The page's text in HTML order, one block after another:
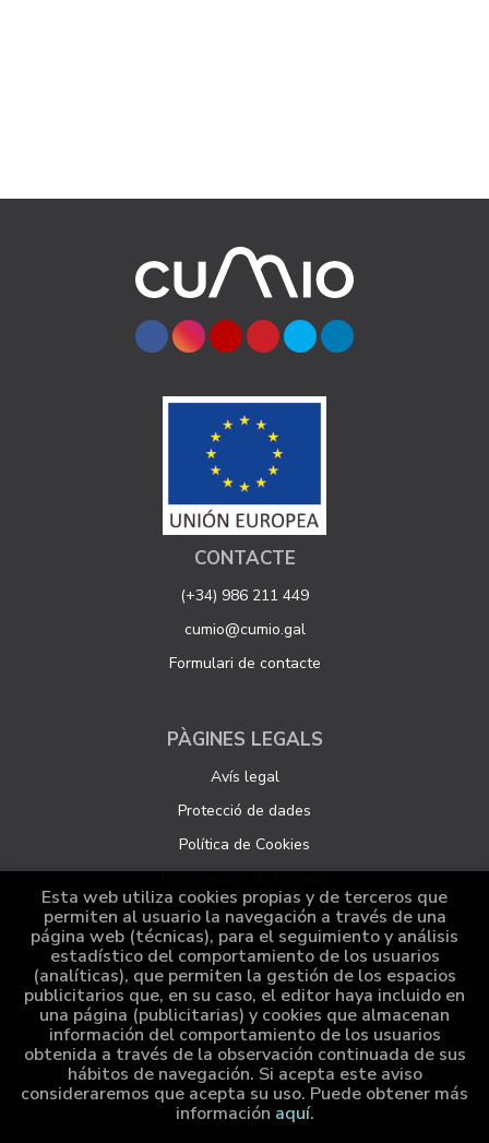
CONTACTE
(+34) 986 211 449
cumio@cumio.gal
Formulari de contacte
PÀGINES LEGALS
Avís legal
Protecció de dades
Política de Cookies
ATENCIÓ AL CLIENT
Qui som
Comandes especials
Distribució
Esta web utiliza cookies propias y de terceros que
permiten al usuario la navegación a través de una
página web (técnicas), para el seguimiento y análisis
estadístico del comportamiento de los usuarios
(analíticas), que permiten la gestión de los espacios
publicitarios que, en su caso, el editor haya incluido en
una página (publicitarias) y cookies que almacenan
información del comportamiento de los usuarios
obtenida a través de la observación continuada de sus
hábitos de navegación. Si acepta este aviso
consideraremos que acepta su uso. Puede obtener más
información aquí.